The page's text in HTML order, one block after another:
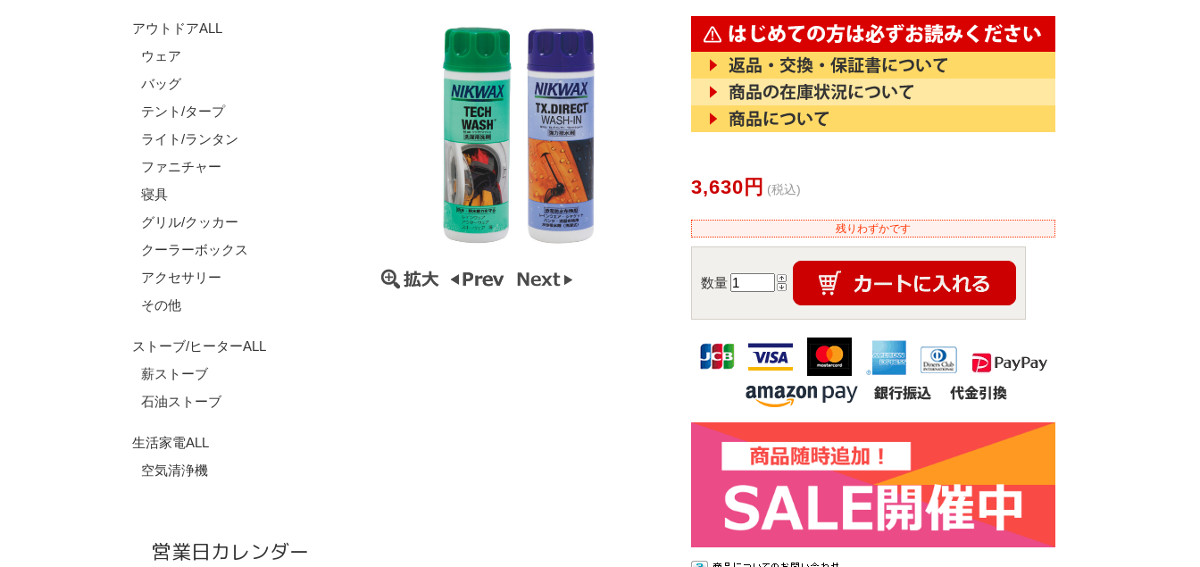
アウトドアALL
ウェア
バッグ
テント/タープ
ライト/ランタン
ファニチャー
寝具
グリル/クッカー
クーラーボックス
アクセサリー
その他
ストーブ/ヒーターALL
薪ストーブ
石油ストーブ
生活家電ALL
空気清浄機
営業日カレンダー
3,630円 (税込)
残りわずかです
数量